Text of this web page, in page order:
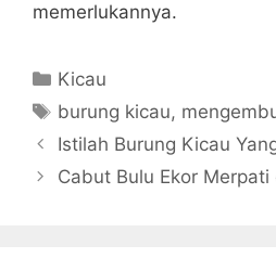
memerlukannya.
Categories
Kicau
Tags
burung kicau,
Istilah Burung Kicau
Cabut Bulu Ekor